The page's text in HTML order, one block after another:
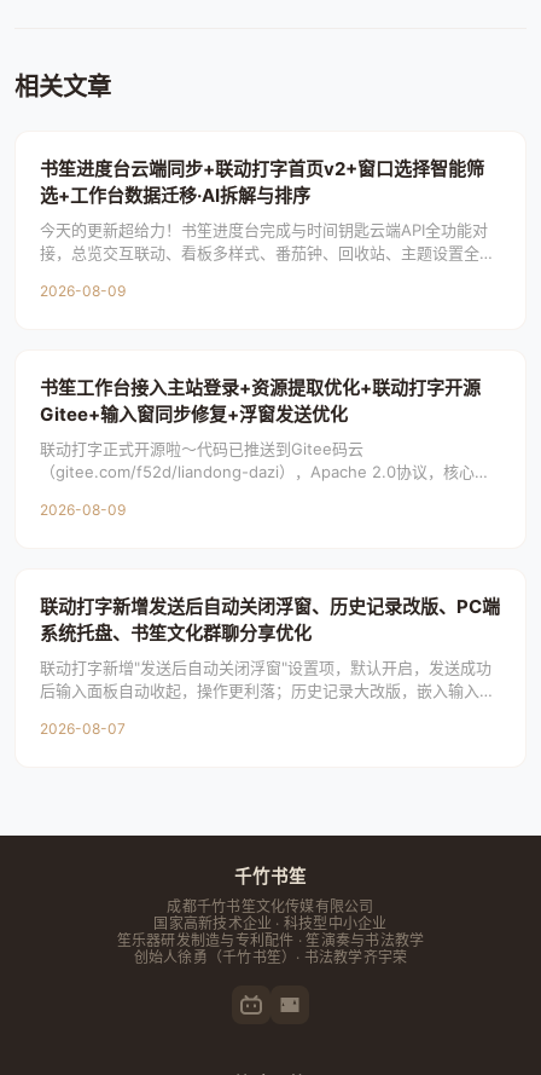
相关文章
书笙进度台云端同步+联动打字首页v2+窗口选择智能筛
选+工作台数据迁移·AI拆解与排序
今天的更新超给力！书笙进度台完成与时间钥匙云端API全功能对
接，总览交互联动、看板多样式、番茄钟、回收站、主题设置全部
2026-08-09
书笙工作台接入主站登录+资源提取优化+联动打字开源
Gitee+输入窗同步修复+浮窗发送优化
联动打字正式开源啦～代码已推送到Gitee码云
（gitee.com/f52d/liandong-dazi），Apache 2.0协议，核心功
2026-08-09
联动打字新增发送后自动关闭浮窗、历史记录改版、PC端
系统托盘、书笙文化群聊分享优化
联动打字新增"发送后自动关闭浮窗"设置项，默认开启，发送成功
后输入面板自动收起，操作更利落；历史记录大改版，嵌入输入面
2026-08-07
千竹书笙
成都千竹书笙文化传媒有限公司
国家高新技术企业 · 科技型中小企业
笙乐器研发制造与专利配件 · 笙演奏与书法教学
创始人徐勇 （千竹书笙）· 书法教学齐宇荣